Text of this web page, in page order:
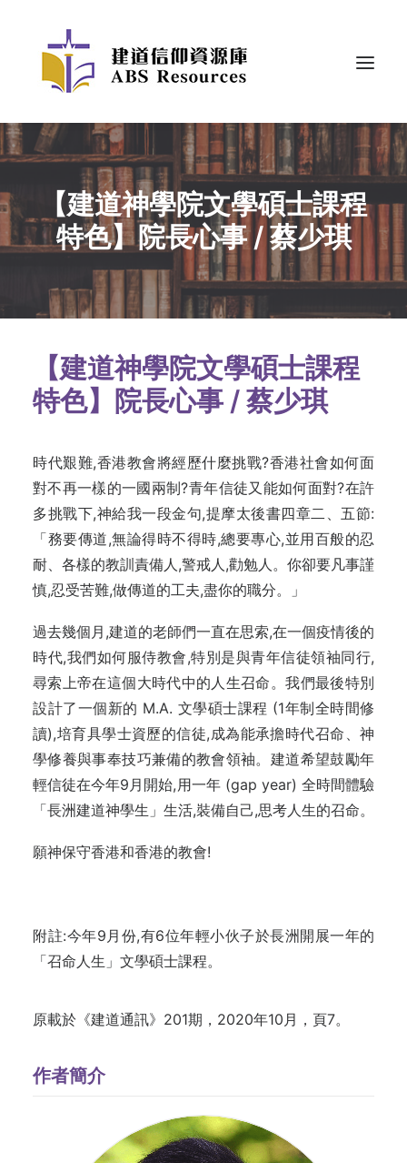
【建道神學院文學碩士課程
特色】院長心事 / 蔡少琪
【建道神學院文學碩士課程
特色】院長心事 / 蔡少琪
時代艱難,香港教會將經歷什麼挑戰?香港社會如何面
對不再一樣的一國兩制?青年信徒又能如何面對?在許
多挑戰下,神給我一段金句,提摩太後書四章二、五節:
「務要傳道,無論得時不得時,總要專心,並用百般的忍
耐、各樣的教訓責備人,警戒人,勸勉人。你卻要凡事謹
慎,忍受苦難,做傳道的工夫,盡你的職分。」
過去幾個月,建道的老師們一直在思索,在一個疫情後的
時代,我們如何服侍教會,特別是與青年信徒領袖同行,
尋索上帝在這個大時代中的人生召命。我們最後特別
設計了一個新的 M.A. 文學碩士課程 (1年制全時間修
讀),培育具學士資歷的信徒,成為能承擔時代召命、神
學修養與事奉技巧兼備的教會領袖。建道希望鼓勵年
輕信徒在今年9月開始,用一年 (gap year) 全時間體驗
「長洲建道神學生」生活,裝備自己,思考人生的召命。
願神保守香港和香港的教會!
附註:今年9月份,有6位年輕小伙子於長洲開展一年的
「召命人生」文學碩士課程。
原載於《建道通訊》201期，2020年10月，頁7。
作者簡介